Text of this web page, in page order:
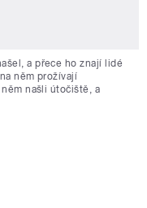
a přece ho znají lidé
něm prožívají
našli útočiště, a